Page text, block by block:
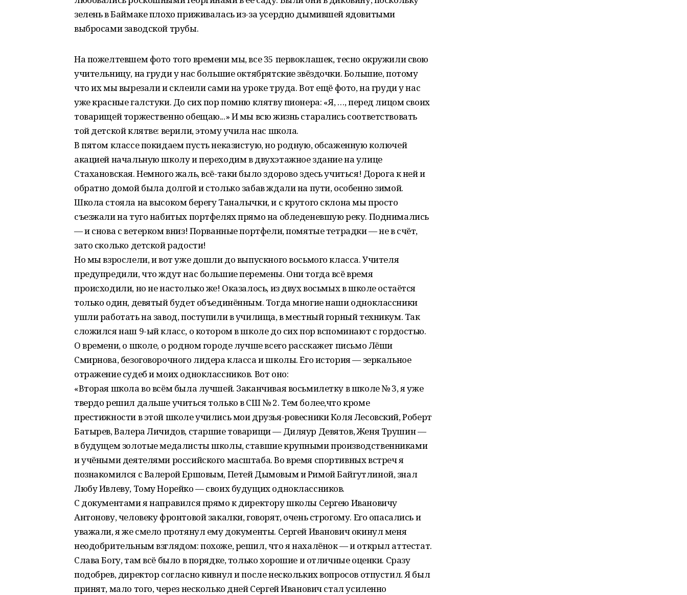
зелень в Баймаке плохо приживалась из-за усердно дымившей ядовитыми
выбросами заводской трубы.
На пожелтевшем фото того времени мы, все 35 первоклашек, тесно окружили свою
учительницу, на груди у нас большие октябрятские звёздочки. Большие, потому
что их мы вырезали и склеили сами на уроке труда. Вот ещё фото, на груди у нас
уже красные галстуки. До сих пор помню клятву пионера: «Я, …, перед лицом своих
товарищей торжественно обещаю...» И мы всю жизнь старались соответствовать
той детской клятве: верили, этому учила нас школа.
В пятом классе покидаем пусть неказистую, но родную, обсаженную колючей
акацией начальную школу и переходим в двухэтажное здание на улице
Стахановская. Немного жаль, всё-таки было здорово здесь учиться! Дорога к ней и
обратно домой была долгой и столько забав ждали на пути, особенно зимой.
Школа стояла на высоком берегу Таналычки, и с крутого склона мы просто
съезжали на туго набитых портфелях прямо на обледеневшую реку. Поднимались
— и снова с ветерком вниз! Порванные портфели, помятые тетрадки — не в счёт,
зато сколько детской радости!
Но мы взрослели, и вот уже дошли до выпускного восьмого класса. Учителя
предупредили, что ждут нас большие перемены. Они тогда всё время
происходили, но не настолько же! Оказалось, из двух восьмых в школе остаётся
только один, девятый будет объединённым. Тогда многие наши одноклассники
ушли работать на завод, поступили в училища, в местный горный техникум. Так
сложился наш 9-ый класс, о котором в школе до сих пор вспоминают с гордостью.
О времени, о школе, о родном городе лучше всего расскажет письмо Лёши
Смирнова, безоговорочного лидера класса и школы. Его история — зеркальное
отражение судеб и моих одноклассников. Вот оно:
«Вторая школа во всём была лучшей. Заканчивая восьмилетку в школе № 3, я уже
твердо решил дальше учиться только в СШ № 2. Тем более,что кроме
престижности в этой школе учились мои друзья-ровесники Коля Лесовский, Роберт
Батырев, Валера Личидов, старшие товарищи — Диляур Девятов, Женя Трушин —
в будущем золотые медалисты школы, ставшие крупными производственниками
и учёными деятелями российского масштаба. Во время спортивных встреч я
познакомился с Валерой Ершовым, Петей Дымовым и Римой Байгутлиной, знал
Любу Ивлеву, Тому Норейко — своих будущих одноклассников.
С документами я направился прямо к директору школы Сергею Ивановичу
Антонову, человеку фронтовой закалки, говорят, очень строгому. Его опасались и
уважали, я же смело протянул ему документы. Сергей Иванович окинул меня
неодобрительным взглядом: похоже, решил, что я нахалёнок — и открыл аттестат.
Слава Богу, там всё было в порядке, только хорошие и отличные оценки. Сразу
подобрев, директор согласно кивнул и после нескольких вопросов отпустил. Я был
принят, мало того, через несколько дней Сергей Иванович стал усиленно